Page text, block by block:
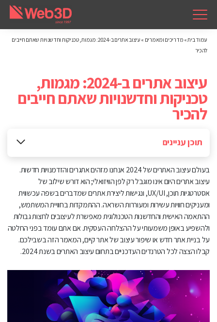
עמוד בית» מדריכים ומאמרים »
עיצוב אתרים ב-2024: מגמות, טכניקות וחדשנויות שאתם חייבים
להכיר
עיצוב אתרים ב-2024: מגמות,
טכניקות וחדשנויות שאתם חייבים
להכיר
תוכן עניינים
גרפיקה עשירה ורוויה
עיצוב דינמי ואינטראקטיבי
חווית המשתמש (UX) במרכז
גרפיקה עשירה ורוויה
השפעת הבינה המלאכותית
חזרה אל הסקאומורפיזם (Skeuomorph)
בעולם עיצוב האתרים של 2024 אנחנו מזהים אתגרים והזדמנויות חדשות.
עיצוב אתרים היום אינו מוגבל רק לפן הוויזואלי; הוא דורש שילוב של
אסטרטגיות תוכן, UX/UI, ונגישות ליצירת אתרים שמדברים בשפה עכשווית
ומעניקים חוויות עשירות ומעוררות השראה. ההתמקדות בחוויית המשתמש,
ההתאמה האישית והחדשנות הטכנולוגית מאפשרת לעיצובים לחצות גבולות
ולהשפיע באופן משמעותי על ההצלחה העסקית. אם אתם עומד בפני החלטה
על בניית אתר חדש או שיפור עיצוב של אתר קיים, המאמר הזה בשבילכם.
קבלו הצצה לכל הטרנדים העדכניים בתחום עיצוב האתרים בשנת 2024.